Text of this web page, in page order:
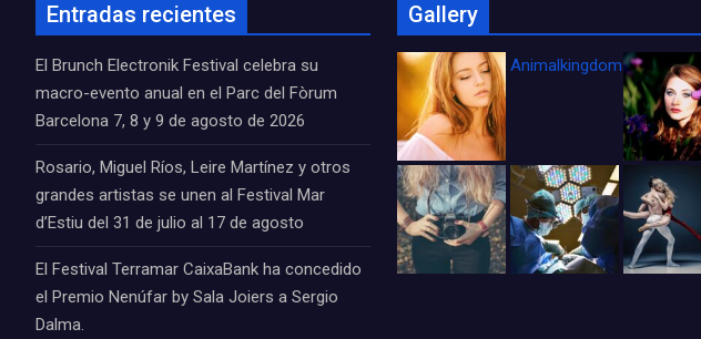
Entradas recientes
El Brunch Electronik Festival celebra su
macro-evento anual en el Parc del Fòrum
Barcelona 7, 8 y 9 de agosto de 2026
Rosario, Miguel Ríos, Leire Martínez y otros
grandes artistas se unen al Festival Mar
d’Estiu del 31 de julio al 17 de agosto
El Festival Terramar CaixaBank ha concedido
el Premio Nenúfar by Sala Joiers a Sergio
Dalma.
Gallery
Animalkingdom_FichaCine